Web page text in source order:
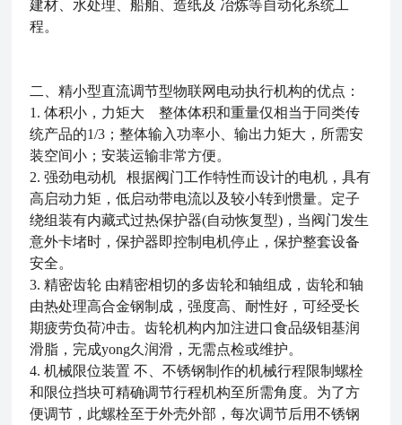
建材、水处理、船舶、造纸及 冶炼等自动化系统工
程。
二、精小型直流调节型物联网电动执行机构的优点：
1. 体积小，力矩大 整体体积和重量仅相当于同类传
统产品的1/3；整体输入功率小、输出力矩大，所需安
装空间小；安装运输非常方便。
2. 强劲电动机 根据阀门工作特性而设计的电机，具有
高启动力矩，低启动带电流以及较小转到惯量。定子
绕组装有内藏式过热保护器(自动恢复型)，当阀门发生
意外卡堵时，保护器即控制电机停止，保护整套设备
安全。
3. 精密齿轮 由精密相切的多齿轮和轴组成，齿轮和轴
由热处理高合金钢制成，强度高、耐性好，可经受长
期疲劳负荷冲击。齿轮机构内加注进口食品级钼基润
滑脂，完成yong久润滑，无需点检或维护。
4. 机械限位装置 不、不锈钢制作的机械行程限制螺栓
和限位挡块可精确调节行程机构至所需角度。为了方
便调节，此螺栓至于外壳外部，每次调节后用不锈钢